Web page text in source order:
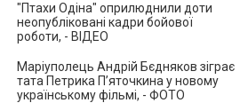
"Птахи Одіна" оприлюднили доти
неопубліковані кадри бойової
роботи, - ВІДЕО
Маріуполець Андрій Бєдняков зіграє
тата Петрика П’яточкина у новому
українському фільмі, - ФОТО